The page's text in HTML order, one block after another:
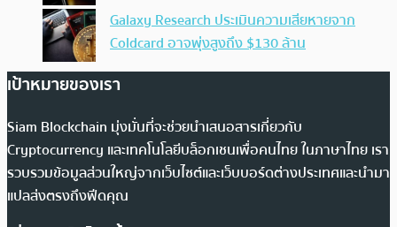
Galaxy Research ประเมินความเสียหายจาก
Coldcard อาจพุ่งสูงถึง $130 ล้าน
เป้าหมายของเรา
Siam Blockchain มุ่งมั่นที่จะช่วยนำเสนอสารเกี่ยวกับ
Cryptocurrency และเทคโนโลยีบล็อกเชนเพื่อคนไทย ในภาษาไทย เรา
รวบรวมข้อมูลส่วนใหญ่จากเว็บไซต์และเว็บบอร์ดต่างประเทศและนำมา
แปลส่งตรงถึงฟีดคุณ